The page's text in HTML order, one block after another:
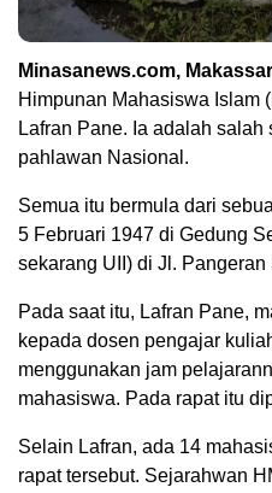
Minasanews.com,
Himpunan Mahasiswa Islam
Lafran Pane. Ia adalah
pahlawan Nasional.
Semua itu bermula dari
5 Februari 1947 di Gedung
sekarang UII) di Jl.
Pada saat itu, Lafran Pane,
kepada dosen pengajar
menggunakan jam
mahasiswa. Pada rapat itu
Selain Lafran, ada 14
rapat tersebut. Sejarahwan